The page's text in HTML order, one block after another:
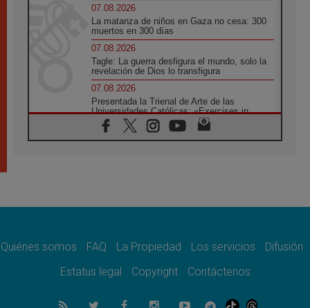
07.08.2026
La matanza de niños en Gaza no cesa: 300
muertos en 300 días
07.08.2026
Tagle: La guerra desfigura el mundo, solo la
revelación de Dios lo transfigura
07.08.2026
Presentada la Trienal de Arte de las
Universidades Católicas: «Exercises in
Empathy»
07.08.2026
digital para mujeres líderes en África
Programa oficial del Viaje Apostólico del
07.08.2026
Quiénes somos FAQ La Propiedad Los servicios
Difusión
Estatus legal
Copyright Contáctenos